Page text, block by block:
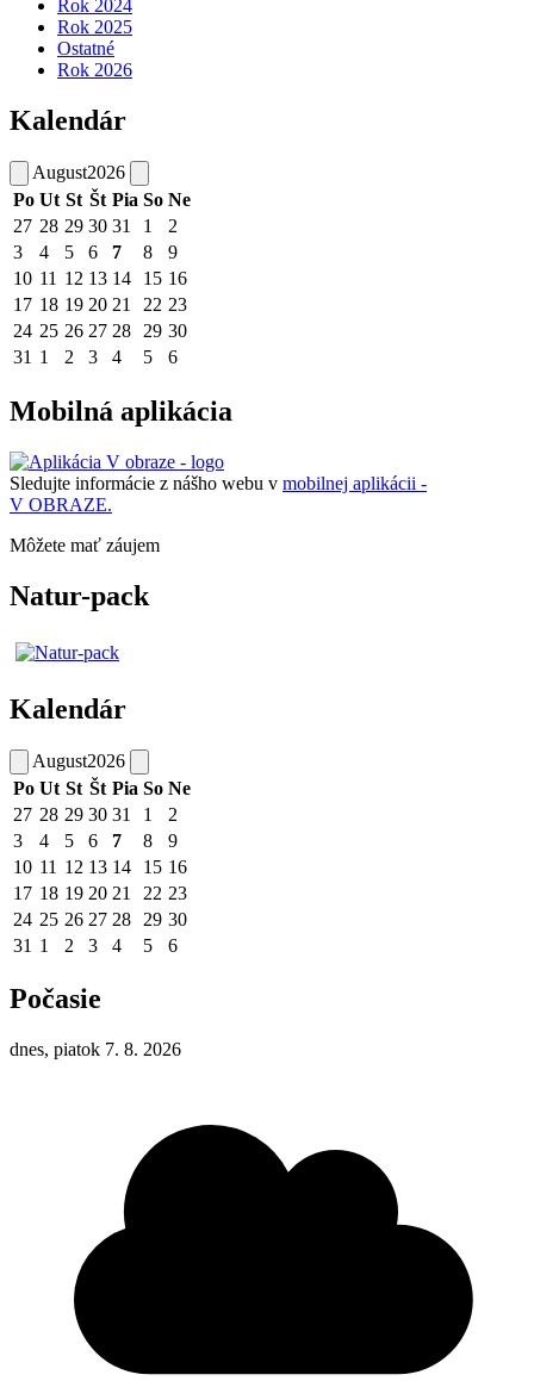
Rok 2024
Rok 2025
Ostatné
Rok 2026
Kalendár
August2026
Po Ut St Št Pia So Ne
27 28 29 30 31 1
2
3
4 5 6 7 8
9
10 11 12 13 14 15 16
17 18 19 20 21 22 23
24 25 26 27 28 29 30
31 1 2 3 4 5 6
Mobilná aplikácia
Sledujte informácie z nášho webu v mobilnej aplikácii -
V OBRAZE.
Môžete mať záujem
Natur-pack
Kalendár
August2026
Po Ut St Št Pia So Ne
27 28 29 30 31 1
2
3
4 5 6 7 8
9
10 11 12 13 14 15 16
17 18 19 20 21 22 23
24 25 26 27 28 29 30
31 1 2 3 4 5 6
Počasie
dnes, piatok 7. 8. 2026